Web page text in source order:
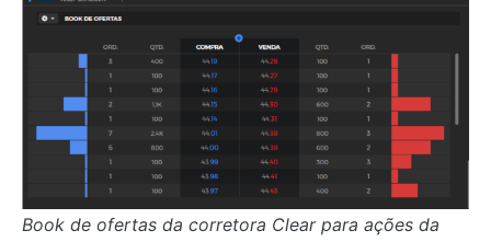
Book de ofertas da corretora Clear para ações da